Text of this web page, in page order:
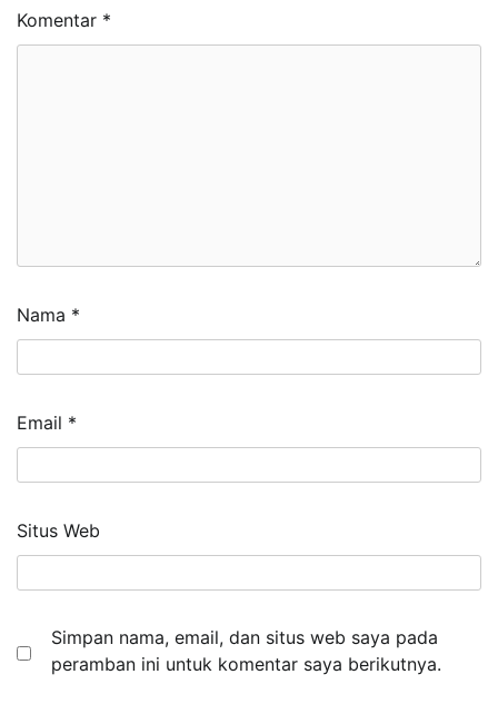
Komentar *
Nama *
Email *
Situs Web
Simpan nama, email, dan situs web saya pada
peramban ini untuk komentar saya berikutnya.